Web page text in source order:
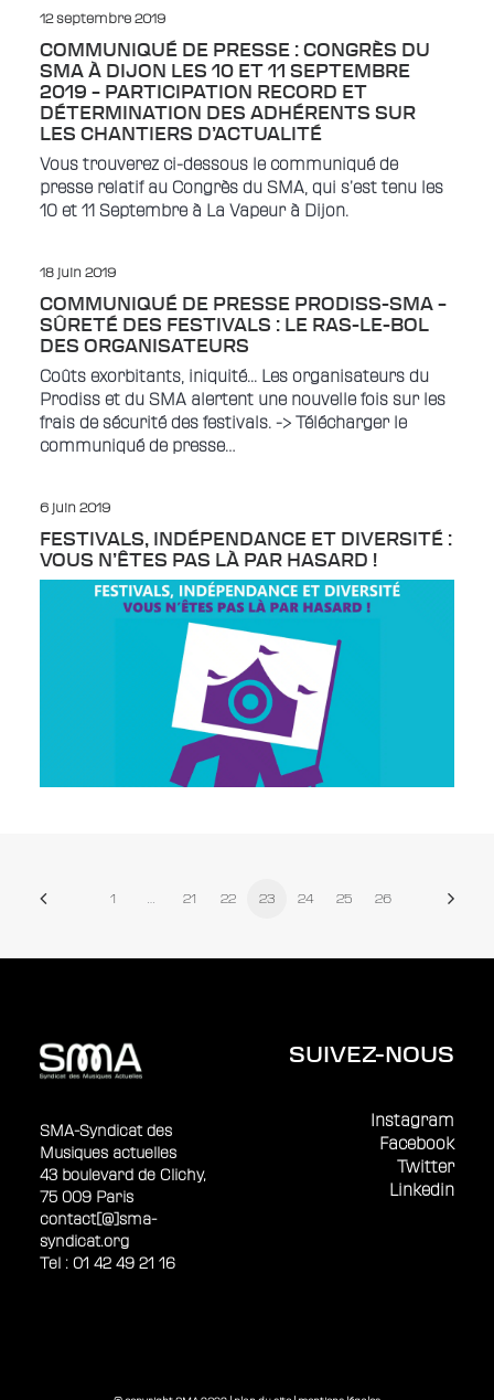
12 septembre 2019
COMMUNIQUÉ DE PRESSE : CONGRÈS DU
SMA À DIJON LES 10 ET 11 SEPTEMBRE
2019 – PARTICIPATION RECORD ET
DÉTERMINATION DES ADHÉRENTS SUR
LES CHANTIERS D’ACTUALITÉ
Vous trouverez ci-dessous le communiqué de
presse relatif au Congrès du SMA, qui s’est tenu les
10 et 11 Septembre à La Vapeur à Dijon.
18 juin 2019
COMMUNIQUÉ DE PRESSE PRODISS-SMA –
SÛRETÉ DES FESTIVALS : LE RAS-LE-BOL
DES ORGANISATEURS
Coûts exorbitants, iniquité... Les organisateurs du
Prodiss et du SMA alertent une nouvelle fois sur les
frais de sécurité des festivals. -> Télécharger le
communiqué de presse…
6 juin 2019
FESTIVALS, INDÉPENDANCE ET DIVERSITÉ :
VOUS N’ÊTES PAS LÀ PAR HASARD !
1 21 22 23 24 25 26
SMA-Syndicat des
Musiques actuelles
43 boulevard de Clichy,
75 009 Paris
contact[@]sma-
syndicat.org
Tel : 01 42 49 21 16
SUIVEZ-NOUS
Instagram
Facebook
Twitter
Linkedin